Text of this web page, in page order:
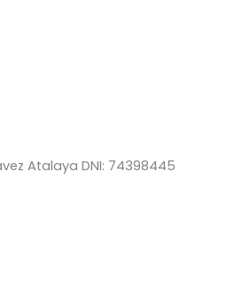
Atalaya DNI: 74398445